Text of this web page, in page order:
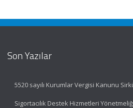
Son Yazılar
5520 sayılı Kurumlar Vergisi Kanunu
Sigortacılık Destek Hizmetleri